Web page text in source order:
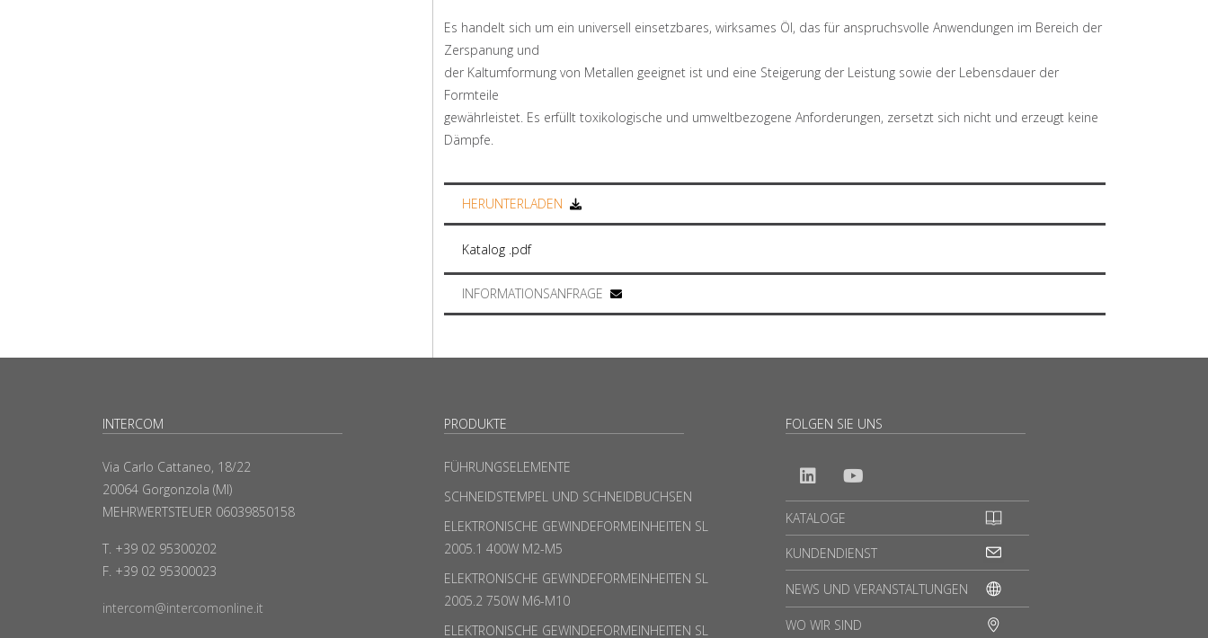
Es handelt sich um ein universell einsetzbares, wirksames Öl, das für anspruchsvolle Anwendungen im Bereich der
Zerspanung und
der Kaltumformung von Metallen geeignet ist und eine Steigerung der Leistung sowie der Lebensdauer der
Formteile
gewährleistet. Es erfüllt toxikologische und umweltbezogene Anforderungen, zersetzt sich nicht und erzeugt keine
Dämpfe.
HERUNTERLADEN
Katalog .pdf
INFORMATIONSANFRAGE
INTERCOM
Via Carlo Cattaneo, 18/22
20064 Gorgonzola (MI)
MEHRWERTSTEUER 06039850158
T. +39 02 95300202
F. +39 02 95300023
intercom@intercomonline.it
PRODUKTE
FÜHRUNGSELEMENTE
SCHNEIDSTEMPEL UND SCHNEIDBUCHSEN
ELEKTRONISCHE GEWINDEFORMEINHEITEN SL
2005.1 400W M2-M5
ELEKTRONISCHE GEWINDEFORMEINHEITEN SL
2005.2 750W M6-M10
ELEKTRONISCHE GEWINDEFORMEINHEITEN SL
FOLGEN SIE UNS
KATALOGE
KUNDENDIENST
NEWS UND VERANSTALTUNGEN
WO WIR SIND